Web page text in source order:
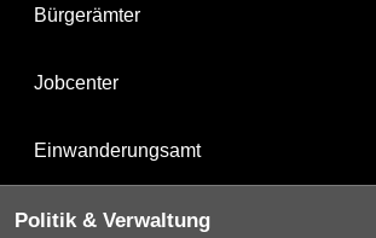
Bürgerämter
Jobcenter
Einwanderungsamt
Politik & Verwaltung